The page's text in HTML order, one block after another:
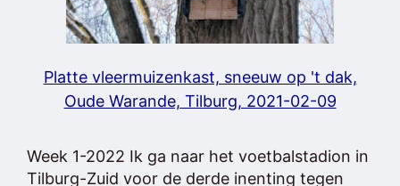
Platte vleermuizenkast, sneeuw op 't dak,
Oude Warande, Tilburg, 2021-02-09
Week 1-2022 Ik ga naar het voetbalstadion in
Tilburg-Zuid voor de derde inenting tegen